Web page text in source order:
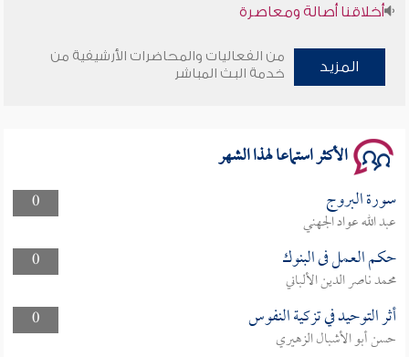
وأمنهم من خوف 9
المزيد
من الفعاليات والمحاضرات الأرشيفية من
خدمة البث المباشر
الأكثر استماعا لهذا الشهر
0 سورة البروج
عبد الله عواد الجهني
0
حكم العمل فى البنوك
محمد ناصر الدين الألباني
0
أثر التوحيد في تزكية النفوس
حسن أبو الأشبال الزهيري